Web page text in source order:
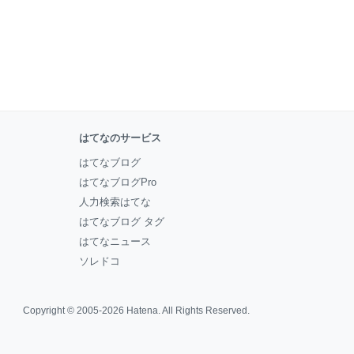
はてなのサービス
はてなブログ
はてなブログPro
人力検索はてな
はてなブログ タグ
はてなニュース
ソレドコ
Copyright © 2005-2026 Hatena. All Rights Reserved.